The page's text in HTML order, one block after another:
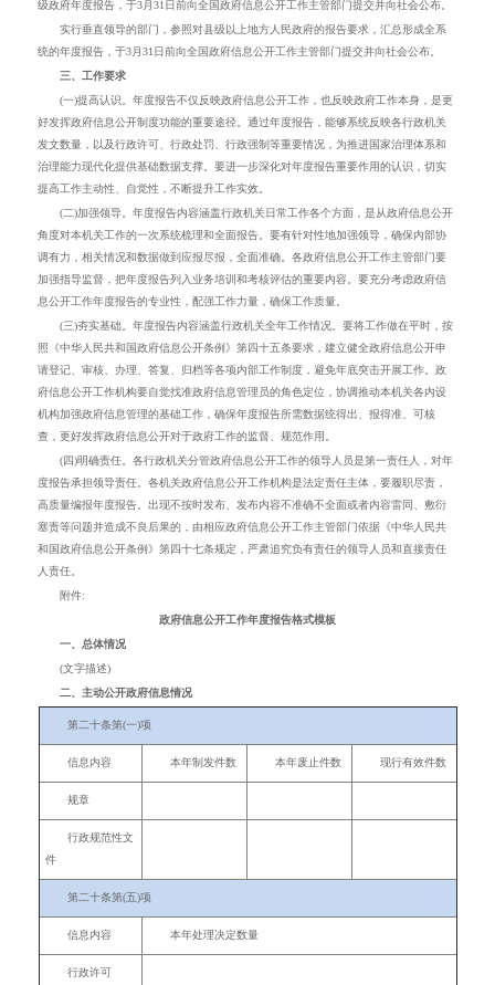
级政府年度报告，于3月31 日前向全国政府信息公开工作主管部门提交并向社会公布。
实行垂直领导的部门，参照对县级以上地方人民政府的报告要求，汇总形成全系
统的年度报告，于3月31 日前向全国政府信息公开工作主管部门提交并向社会公布。
三、工作要求
(一)提高认识。年度报告不仅反映政府信息公开工作，也反映政府工作本身，是更
好发挥政府信息公开制度功能的重要途径。通过年度报告，能够系统反映各行政机关
发文数量，以及行政许可、行政处罚、行政强制等重要情况，为推进国家治理体系和
治理能力现代化提供基础数据支撑。要进一步深化对年度报告重要作用的认识，切实
提高工作主动性、自觉性，不断提升工作实效。
(二)加强领导。年度报告内容涵盖行政机关日常工作各个方面，是从政府信息公开
角度对本机关工作的一次系统梳理和全面报告。要有针对性地加强领导，确保内部协
调有力，相关情况和数据做到应报尽报，全面准确。各政府信息公开工作主管部门要
加强指导监督，把年度报告列入业务培训和考核评估的重要内容。要充分考虑政府信
息公开工作年度报告的专业性，配强工作力量，确保工作质量。
(三)夯实基础。年度报告内容涵盖行政机关全年工作情况。要将工作做在平时，按
照《中华人民共和国政府信息公开条例》第四十五条要求，建立健全政府信息公开申
请登记、审核、办理、答复、归档等各项内部工作制度，避免年底突击开展工作。政
府信息公开工作机构要自觉找准政府信息管理员的角色定位，协调推动本机关各内设
机构加强政府信息管理的基础工作，确保年度报告所需数据统得出、报得准、可核
查，更好发挥政府信息公开对于政府工作的监督、规范作用。
(四)明确责任。各行政机关分管政府信息公开工作的领导人员是第一责任人，对年
度报告承担领导责任。各机关政府信息公开工作机构是法定责任主体，要履职尽责，
高质量编报年度报告。出现不按时发布、发布内容不准确不全面或者内容雷同、敷衍
塞责等问题并造成不良后果的，由相应政府信息公开工作主管部门依据《中华人民共
和国政府信息公开条例》第四十七条规定，严肃追究负有责任的领导人员和直接责任
人责任。
附件:
政府信息公开工作年度报告格式模板
一、总体情况
(文字描述)
二、主动公开政府信息情况
第二十条第(一)项
信息内容 本年制发件数 本年废止件数 现行有效件数
规章
行政规范性文
件
第二十条第(五)项
信息内容 本年处理决定数量
行政许可